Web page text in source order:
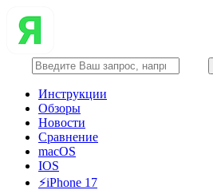
Инструкции
Обзоры
Новости
Сравнение
macOS
IOS
⚡️iPhone 17